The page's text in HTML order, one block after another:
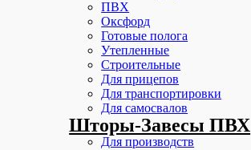
ПВХ
Оксфорд
Готовые полога
Утепленные
Строительные
Для прицепов
Для транспортировки
Для самосвалов
Шторы-Завесы ПВХ
Для производств